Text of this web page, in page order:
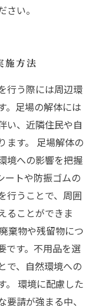
い。
施方法
行う際には周辺環
。足場の解体には
い、近隣住民や自
ます。 足場解体の
境への影響を把握
ートや防振ゴムの
行うことで、周囲
ることができま
棄物や残留物につ
です。不用品を選
で、自然環境への
。 環境に配慮した
請が強まる中、